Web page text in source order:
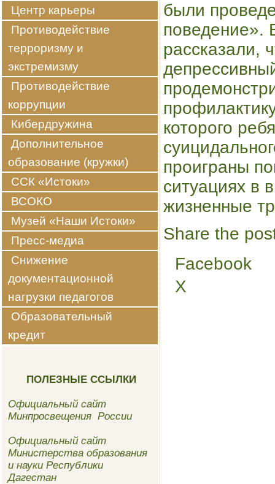
Центр карьеры
Противодействие
терроризму и
экстремизму
Противодействие
коррупции
Кибердружина
Дополнительное
образование (кружки)
ССК «Истоки»
ВСОКО
Музей «Наши Истоки»
Пресс-медиа
Снижение
документационной
нагрузки педагогов
Образовательный
кредит
ПОЛЕЗНЫЕ ССЫЛКИ
Официальный сайт
Минпросвещения России
Официальный сайт
Министерства образования
и науки Республики
Дагестан
были
поведение».
рассказали,
которого
проиграны
ситуациях в
жизненные
Share the
Facebook
X